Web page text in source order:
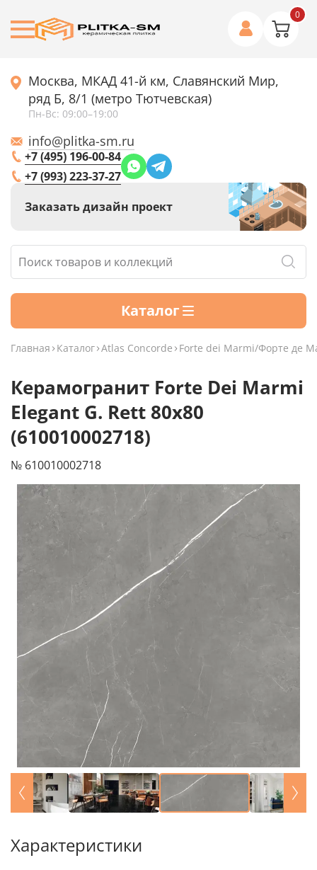
0
Москва, МКАД 41-й км, Славянский Мир,
ряд Б, 8/1 (метро Тютчевская)
Пн-Вс: 09:00–19:00
info@plitka-sm.ru
+7 (495) 196-00-84
+7 (993) 223-37-27
Заказать дизайн проект
Каталог
Главная Каталог Atlas Concorde Forte dei Marmi/Форте де
Керамогранит Forte Dei Marmi
Elegant G. Rett 80x80
(610010002718)
№ 610010002718
Характеристики